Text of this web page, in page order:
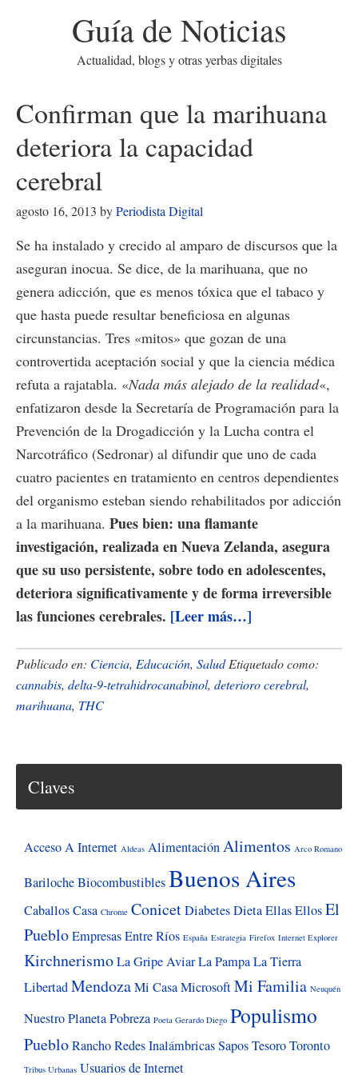
Guía de Noticias
Actualidad, blogs y otras yerbas digitales
Confirman que la marihuana
deteriora la capacidad
cerebral
agosto 16, 2013 byPeriodista Digital
Se ha instalado y crecido al amparo de discursos que la
aseguran inocua. Se dice, de la marihuana, que no
genera adicción, que es menos tóxica que el tabaco y
que hasta puede resultar beneficiosa en algunas
circunstancias. Tres «mitos» que gozan de una
controvertida aceptación social y que la ciencia médica
refuta a rajatabla. «Nada más alejado de la realidad«,
enfatizaron desde la Secretaría de Programación para la
Prevención de la Drogadicción y la Lucha contra el
Narcotráfico (Sedronar) al difundir que uno de cada
cuatro pacientes en tratamiento en centros dependientes
del organismo esteban siendo rehabilitados por adicción
a la marihuana. Pues bien: una flamante
investigación, realizada en Nueva Zelanda, asegura
que su uso persistente, sobre todo en adolescentes,
deteriora significativamente y de forma irreversible
las funciones cerebrales. [Leer más…]
Confirman
que
Publicado en: Ciencia, Educación, Salud Etiquetado como:
cannabis, delta-9-tetrahidrocanabinol, deterioro cerebral,
marihuana, THC
Claves
Acceso A Internet Aldeas AlimentaciónAlimentos Arco Romano
BarilocheBiocombustiblesBuenos Aires
CaballosCasa Chrome ConicetDiabetesDietaEllasEllosEl
PuebloEmpresasEntre Ríos España Estrategia Firefox Internet Explorer
KirchnerismoLa Gripe AviarLa PampaLa Tierra
LibertadMendozaMi CasaMicrosoftMi Familia Neuquén
Nuestro PlanetaPobreza Poeta Gerardo Diego Populismo
PuebloRanchoRedes InalámbricasSaposTesoroToronto
Tribus Urbanas Usuarios de Internet